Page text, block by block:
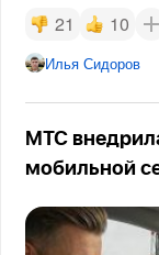
21 10
Илья Сидоров
МТС
мобильной